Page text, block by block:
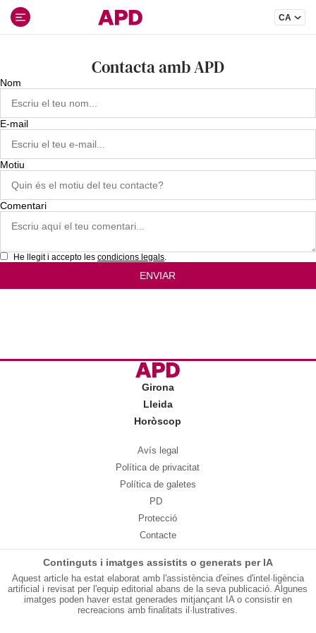
contenido
CA
Contacta amb APD
Nom
E-mail
Motiu
Comentari
He llegit i accepto les condicions legals
Girona
Lleida
Horòscop
Avís legal
Política de privacitat
Política de galetes
PD
Protecció
Contacte
Continguts i imatges assistits o generats per IA
Aquest article ha estat elaborat amb l'assistència d'eines d'intel·ligència
artificial i revisat per l'equip editorial abans de la seva publicació. Algunes
imatges poden haver estat generades mitjançant IA o consistir en
recreacions amb finalitats il·lustratives.